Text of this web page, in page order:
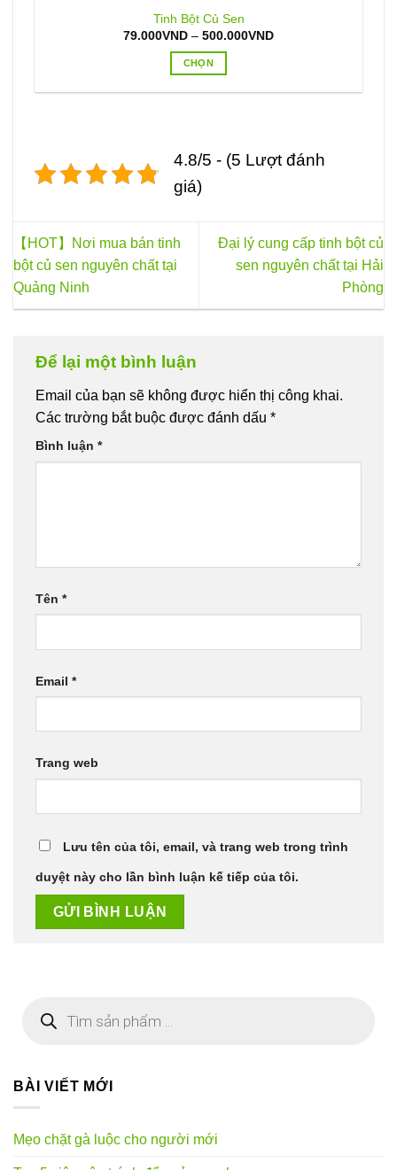
Tinh Bột Củ Sen
79.000VND – 500.000VNDKhoảng
500.000VND
CHỌN
nhiều
thể.
chọn
được
phẩm
4.8/5 - (5 Lượt đánh
giá)
【HOT】Nơi mua bán tinh
bột củ sen nguyên chất tại
Quảng Ninh
Đại lý cung cấp tinh bột củ
sen nguyên chất tại Hải
Phòng
Để lại một bình luận
Email của bạn sẽ không được hiển thị công khai.
Các trường bắt buộc được đánh dấu *
Bình luận *
Tên *
Email *
Trang web
Lưu tên của tôi, email, và trang web trong trình
duyệt này cho lần bình luận kế tiếp của tôi.
kiếm
BÀI VIẾT MỚI
Mẹo chặt gà luộc cho người mới